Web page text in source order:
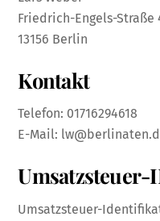
Friedrich-Engels-Straße
13156 Berlin
Kontakt
Telefon: 01716294618
E-Mail:
Umsatzsteuer-
Umsatzsteuer-